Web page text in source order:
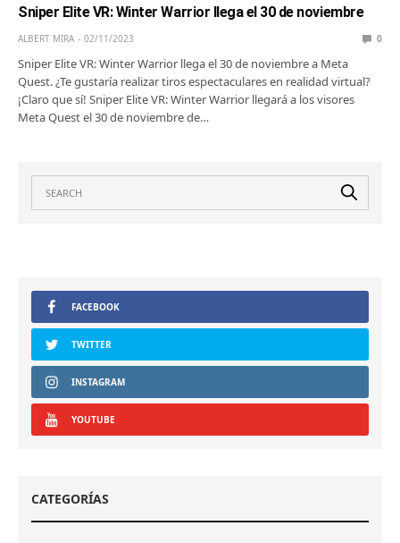
Sniper Elite VR: Winter Warrior llega el 30 de noviembre
ALBERT MIRA 02/11/2023 0
Sniper Elite VR: Winter Warrior llega el 30 de noviembre a Meta
Quest. ¿Te gustaría realizar tiros espectaculares en realidad virtual?
¡Claro que sí! Sniper Elite VR: Winter Warrior llegará a los visores
Meta Quest el 30 de noviembre de…
FACEBOOK
TWITTER
INSTAGRAM
YOUTUBE
CATEGORÍAS